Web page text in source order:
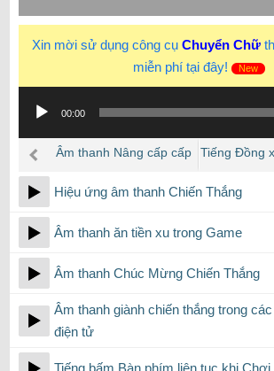
Xin mời sử dụng công cụ Chuyển Chữ
miễn phí tại đây!
New
phát
âm
thanh
00:00
Âm thanh Nâng cấp cấp
Tiếng Đồng
Hiệu ứng âm thanh Chiến Thắng
Âm thanh ăn tiền xu trong Game
Âm thanh Chúc Mừng Chiến Thắng
Âm thanh giành chiến thắng trong
điện tử
Tiếng bấm Bàn phím liên tục khi Chơi